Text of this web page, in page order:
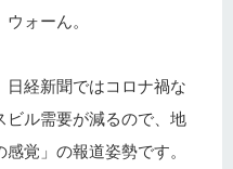
ォーん。
経新聞ではコロナ禍な
ビル需要が減るので、地
覚」の報道姿勢です。